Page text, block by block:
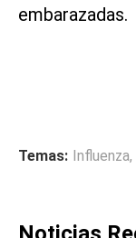
embarazadas.
Temas: Influenza,